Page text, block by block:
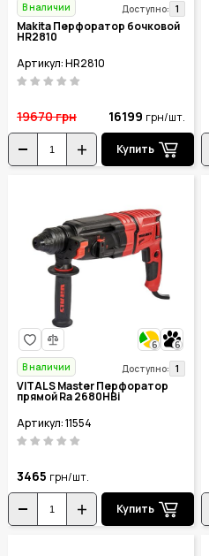
В наличии
Доступно: 1
Makita Перфоратор бочковой
HR2810
Артикул: HR2810
19670грн 16199 грн/шт.
Купить
6
6
В наличии
Доступно: 1
VITALS Master Перфоратор
прямой Ra 2680HBi
Артикул: 11554
3465 грн/шт.
Купить